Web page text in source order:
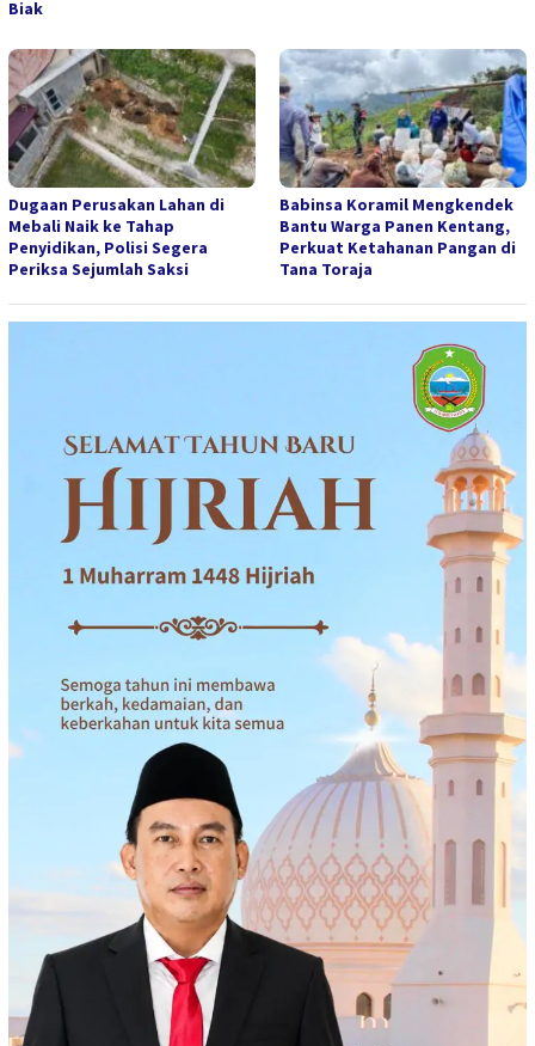
Biak
Dugaan Perusakan Lahan di
Mebali Naik ke Tahap
Penyidikan, Polisi Segera
Periksa Sejumlah Saksi
Babinsa Koramil Mengkendek
Bantu Warga Panen Kentang,
Perkuat Ketahanan Pangan di
Tana Toraja